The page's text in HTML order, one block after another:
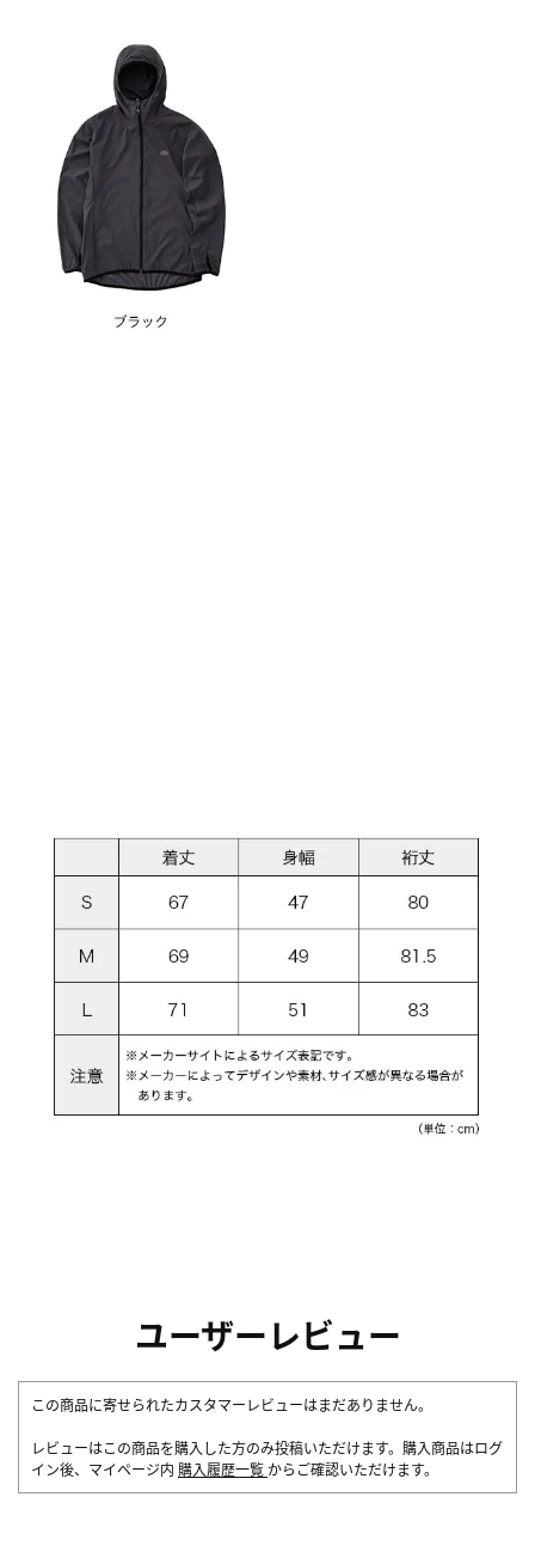
ユーザーレビュー
この商品に寄せられたカスタマーレビューはまだありません。
レビューはこの商品を購入した方のみ投稿いただけます。購入商品はログ
イン後、マイページ内 購入履歴一覧 からご確認いただけます。